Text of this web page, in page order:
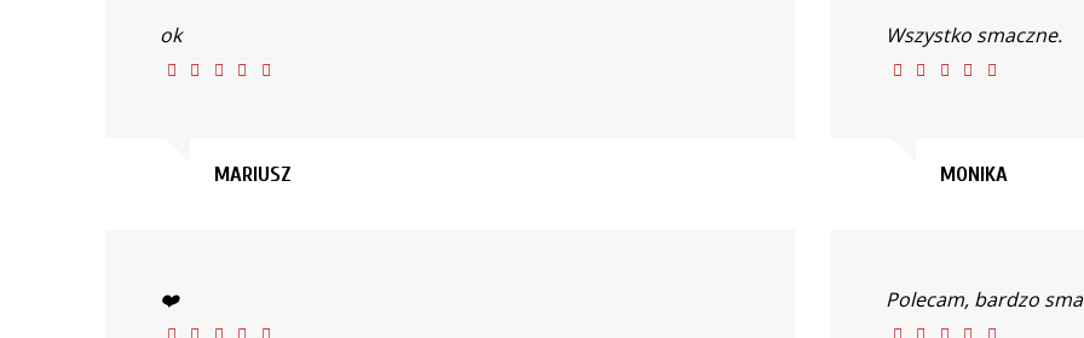
ok
MARIUSZ
Wszystko smaczne.
MONIKA
❤️ Polecam, bardzo